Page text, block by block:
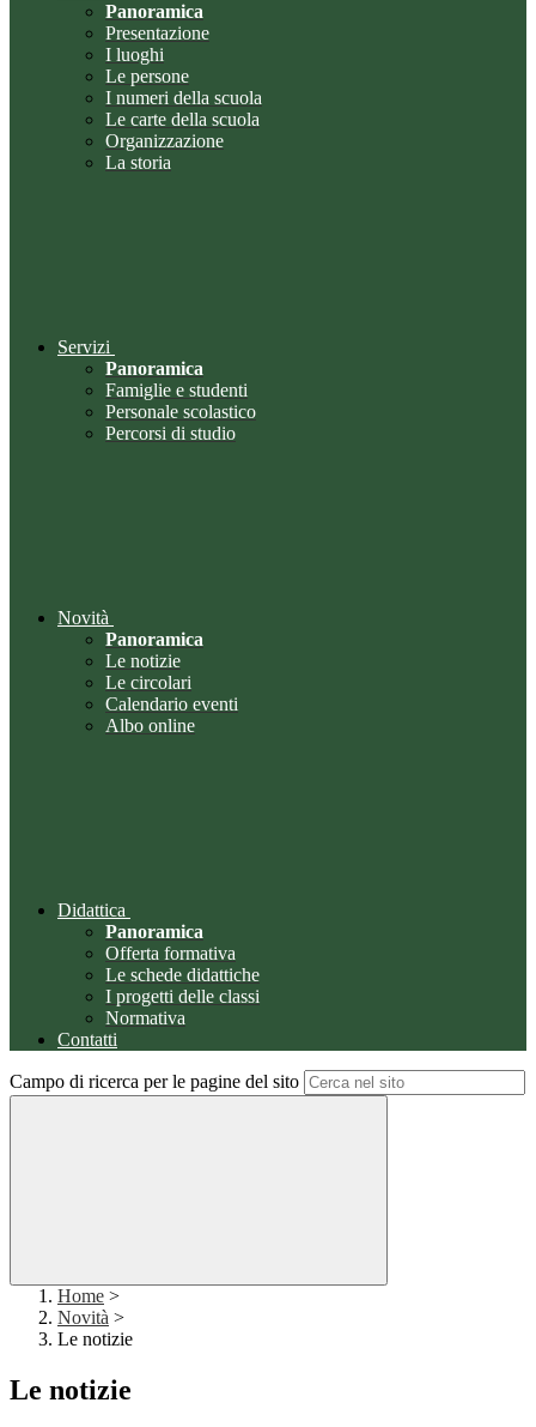
Panoramica
Presentazione
I luoghi
Le persone
I numeri della scuola
Le carte della scuola
Organizzazione
La storia
Servizi
Panoramica
Famiglie e studenti
Personale scolastico
Percorsi di studio
Novità
Panoramica
Le notizie
Le circolari
Calendario eventi
Albo online
Didattica
Panoramica
Offerta formativa
Le schede didattiche
I progetti delle classi
Normativa
Contatti
Campo di ricerca per le pagine del sito
Home >
Novità >
Le notizie
Le notizie